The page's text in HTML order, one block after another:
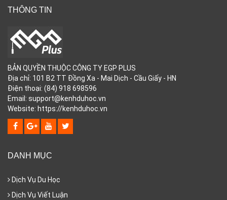
THÔNG TIN
BẢN QUYỀN THUỘC CÔNG TY EGP PLUS
Địa chỉ: 101 B2 TT Đồng Xa - Mai Dịch - Cầu Giấy - HN
Điện thoại: (84) 918 698596
Email: support@kenhduhoc.vn
Website: https://kenhduhoc.vn
DANH MỤC
Dịch Vụ Du Học
Dịch Vụ Viết Luận